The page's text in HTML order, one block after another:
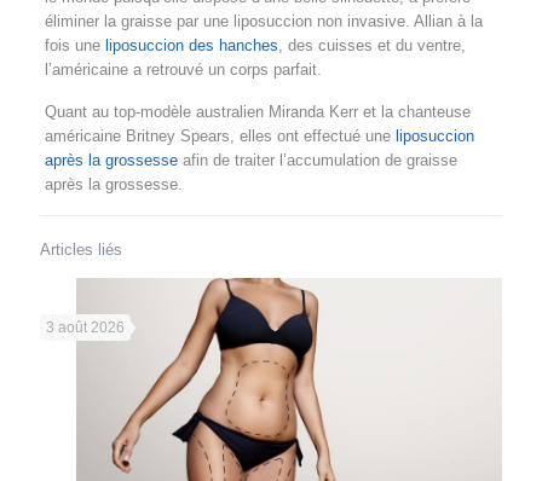
éliminer la graisse par une liposuccion non invasive. Allian à la
fois une liposuccion des hanches , des cuisses et du ventre,
l’américaine a retrouvé un corps parfait.
Quant au top-modèle australien Miranda Kerr et la chanteuse
américaine Britney Spears, elles ont effectué une liposuccion
après la grossesseafin de traiter l’accumulation de graisse
après la grossesse.
Articles liés
3 août 2026